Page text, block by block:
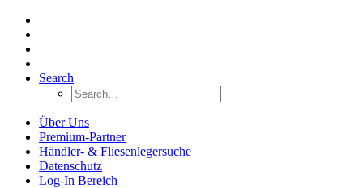
Search
Über Uns
Premium-Partner
Händler- & Fliesenlegersuche
Datenschutz
Log-In Bereich